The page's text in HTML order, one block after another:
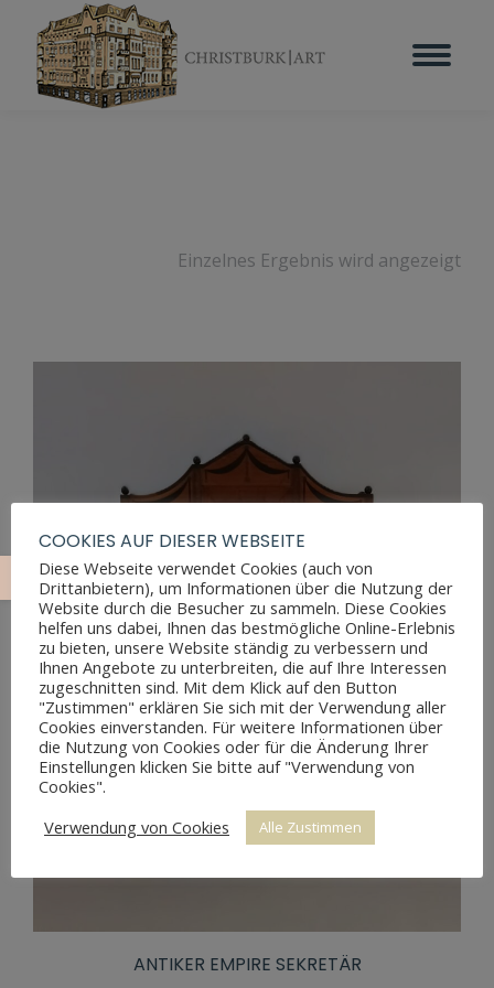
Einzelnes Ergebnis wird angezeigt
ANTIKER EMPIRE SEKRETÄR
COOKIES AUF DIESER WEBSEITE
Diese Webseite verwendet Cookies (auch von
Drittanbietern), um Informationen über die Nutzung der
Website durch die Besucher zu sammeln. Diese Cookies
helfen uns dabei, Ihnen das bestmögliche Online-Erlebnis
zu bieten, unsere Website ständig zu verbessern und
Ihnen Angebote zu unterbreiten, die auf Ihre Interessen
zugeschnitten sind. Mit dem Klick auf den Button
"Zustimmen" erklären Sie sich mit der Verwendung aller
Cookies einverstanden. Für weitere Informationen über
die Nutzung von Cookies oder für die Änderung Ihrer
Einstellungen klicken Sie bitte auf "Verwendung von
Cookies".
Verwendung von Cookies
Alle Zustimmen